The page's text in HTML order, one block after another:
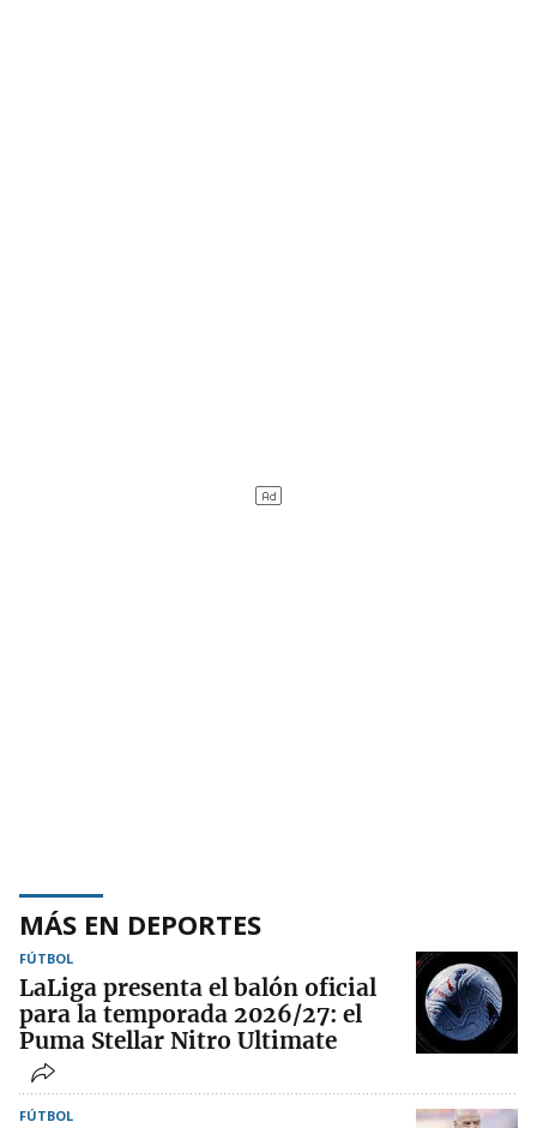
MÁS EN DEPORTES
FÚTBOL
LaLiga presenta el balón oficial
para la temporada 2026/27: el
Puma Stellar Nitro Ultimate
FÚTBOL